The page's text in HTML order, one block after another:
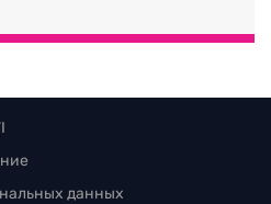
данных